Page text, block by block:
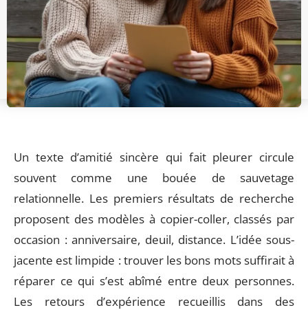
Un texte d’amitié sincère qui fait pleurer circule
souvent comme une bouée de sauvetage
relationnelle. Les premiers résultats de recherche
proposent des modèles à copier-coller, classés par
occasion : anniversaire, deuil, distance. L’idée sous-
jacente est limpide : trouver les bons mots suffirait à
réparer ce qui s’est abîmé entre deux personnes.
Les retours d’expérience recueillis dans des